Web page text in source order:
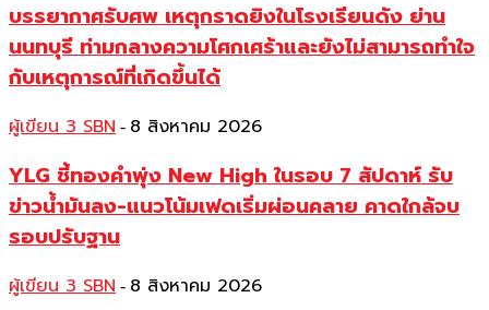
บรรยากาศรับศพ เหตุกราดยิงในโรงเรียนดัง ย่าน
นนทบุรี ท่ามกลางความโศกเศร้าและยังไม่สามารถทำใจ
กับเหตุการณ์ที่เกิดขึ้นได้
ผู้เขียน 3 SBN - 8 สิงหาคม 2026
YLG ชี้ทองคำพุ่ง New High ในรอบ 7 สัปดาห์ รับ
ข่าวน้ำมันลง-แนวโน้มเฟดเริ่มผ่อนคลาย คาดใกล้จบ
รอบปรับฐาน
ผู้เขียน 3 SBN - 8 สิงหาคม 2026